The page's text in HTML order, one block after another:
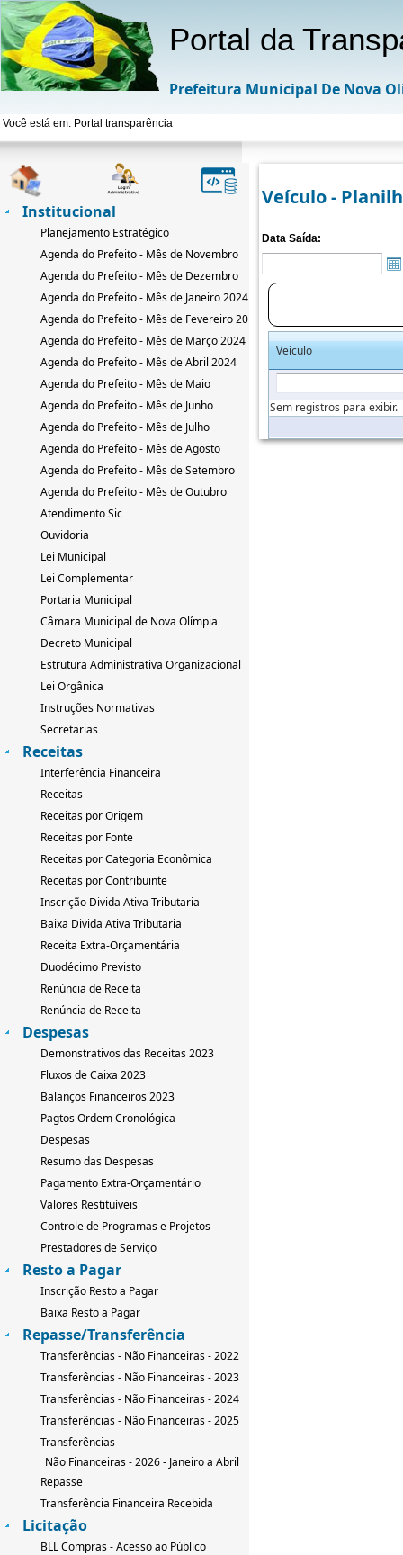
Portal da
Prefeitura Municipal De Nova
Você está em: Portal transparência
Institucional
Planejamento Estratégico
Agenda do Prefeito - Mês de Novembro
Agenda do Prefeito - Mês de Dezembro
Agenda do Prefeito - Mês de Janeiro 2024
Agenda do Prefeito - Mês de Fevereiro 2024
Agenda do Prefeito - Mês de Março 2024
Agenda do Prefeito - Mês de Abril 2024
Agenda do Prefeito - Mês de Maio
Agenda do Prefeito - Mês de Junho
Agenda do Prefeito - Mês de Julho
Agenda do Prefeito - Mês de Agosto
Agenda do Prefeito - Mês de Setembro
Agenda do Prefeito - Mês de Outubro
Atendimento Sic
Ouvidoria
Lei Municipal
Lei Complementar
Portaria Municipal
Câmara Municipal de Nova Olímpia
Decreto Municipal
Estrutura Administrativa Organizacional
Lei Orgânica
Instruções Normativas
Secretarias
Receitas
Interferência Financeira
Receitas
Receitas por Origem
Receitas por Fonte
Receitas por Categoria Econômica
Receitas por Contribuinte
Inscrição Divida Ativa Tributaria
Baixa Divida Ativa Tributaria
Receita Extra-Orçamentária
Duodécimo Previsto
Renúncia de Receita
Renúncia de Receita
Despesas
Demonstrativos das Receitas 2023
Fluxos de Caixa 2023
Balanços Financeiros 2023
Pagtos Ordem Cronológica
Despesas
Resumo das Despesas
Pagamento Extra-Orçamentário
Valores Restituíveis
Controle de Programas e Projetos
Prestadores de Serviço
Resto a Pagar
Inscrição Resto a Pagar
Baixa Resto a Pagar
Repasse/Transferência
Transferências - Não Financeiras - 2022
Transferências - Não Financeiras - 2023
Transferências - Não Financeiras - 2024
Transferências - Não Financeiras - 2025
Transferências -
Não Financeiras - 2026 - Janeiro a Abril
Repasse
Transferência Financeira Recebida
Licitação
BLL Compras - Acesso ao Público
Veículo -
Data Saída:
Veículo
Sem registros para exibir.